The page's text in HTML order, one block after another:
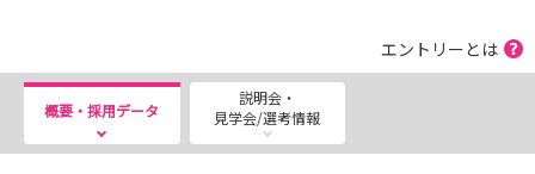
エントリーとは
概要・採用データ
説明会・
見学会/選考情報